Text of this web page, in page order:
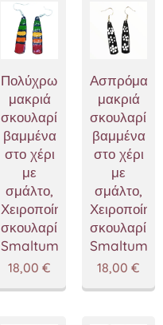
Πολύχρωμα
μακριά
σκουλαρίκια
βαμμένα
στο χέρι
με
σμάλτο,
Χειροποίητα
σκουλαρίκια
Smaltum
18,00 €
μακριά
βαμμένα
στο χέρι
με
σμάλτο,
Χειροποίητα
Smaltum
18,00 €